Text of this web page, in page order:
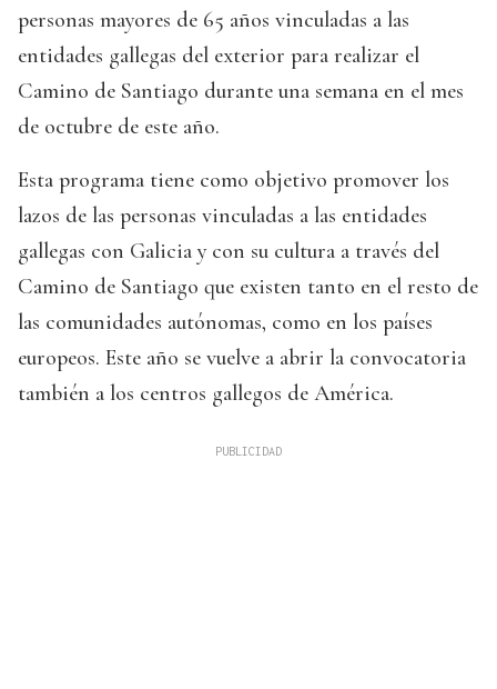
personas mayores de 65 años vinculadas a las
entidades gallegas del exterior para realizar el
Camino de Santiago durante una semana en el mes
de octubre de este año.
Esta programa tiene como objetivo promover los
lazos de las personas vinculadas a las entidades
gallegas con Galicia y con su cultura a través del
Camino de Santiago que existen tanto en el resto de
las comunidades autónomas, como en los países
europeos. Este año se vuelve a abrir la convocatoria
también a los centros gallegos de América.